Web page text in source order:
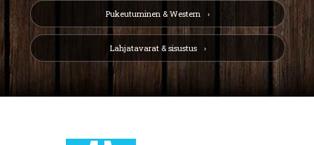
Pukeutuminen & Western
Lahjatavarat & sisustus